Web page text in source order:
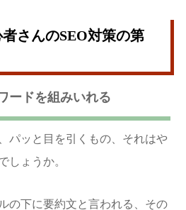
さんのSEO対策の第
ードを組みいれる
パッと目を引くもの、それはや
しょうか。
の下に要約文と言われる、その